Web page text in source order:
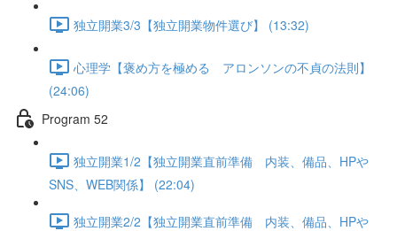
独立開業3/3【独立開業物件選び】 (13:32)
心理学【褒め方を極める アロンソンの不貞の法則】
(24:06)
Program 52
独立開業1/2【独立開業直前準備 内装、備品、HPや
SNS、WEB関係】 (22:04)
独立開業2/2【独立開業直前準備 内装、備品、HPや